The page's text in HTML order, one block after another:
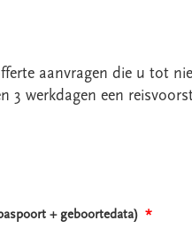
aanvragen die u tot
3 werkdagen een
+ geboortedata) *